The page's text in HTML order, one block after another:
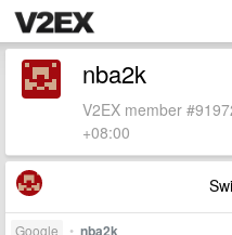
nba2k
V2EX member
+08:00
Google • nba2k